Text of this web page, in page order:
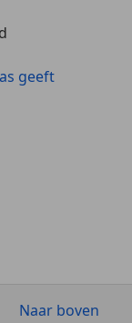
geeft
Naar boven